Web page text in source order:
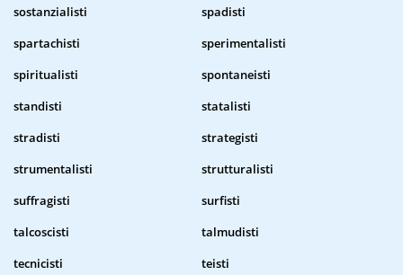
sostanzialisti
spadisti
spartachisti
sperimentalisti
spiritualisti
spontaneisti
standisti
statalisti
stradisti
strategisti
strumentalisti
strutturalisti
suffragisti
surfisti
talcoscisti
talmudisti
tecnicisti
teisti